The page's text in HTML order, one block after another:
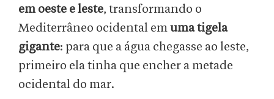
em oeste e leste, transformando o
Mediterrâneo ocidental emuma tigela
gigante: para que a água chegasse ao leste,
primeiro ela tinha que encher a metade
ocidental do mar.